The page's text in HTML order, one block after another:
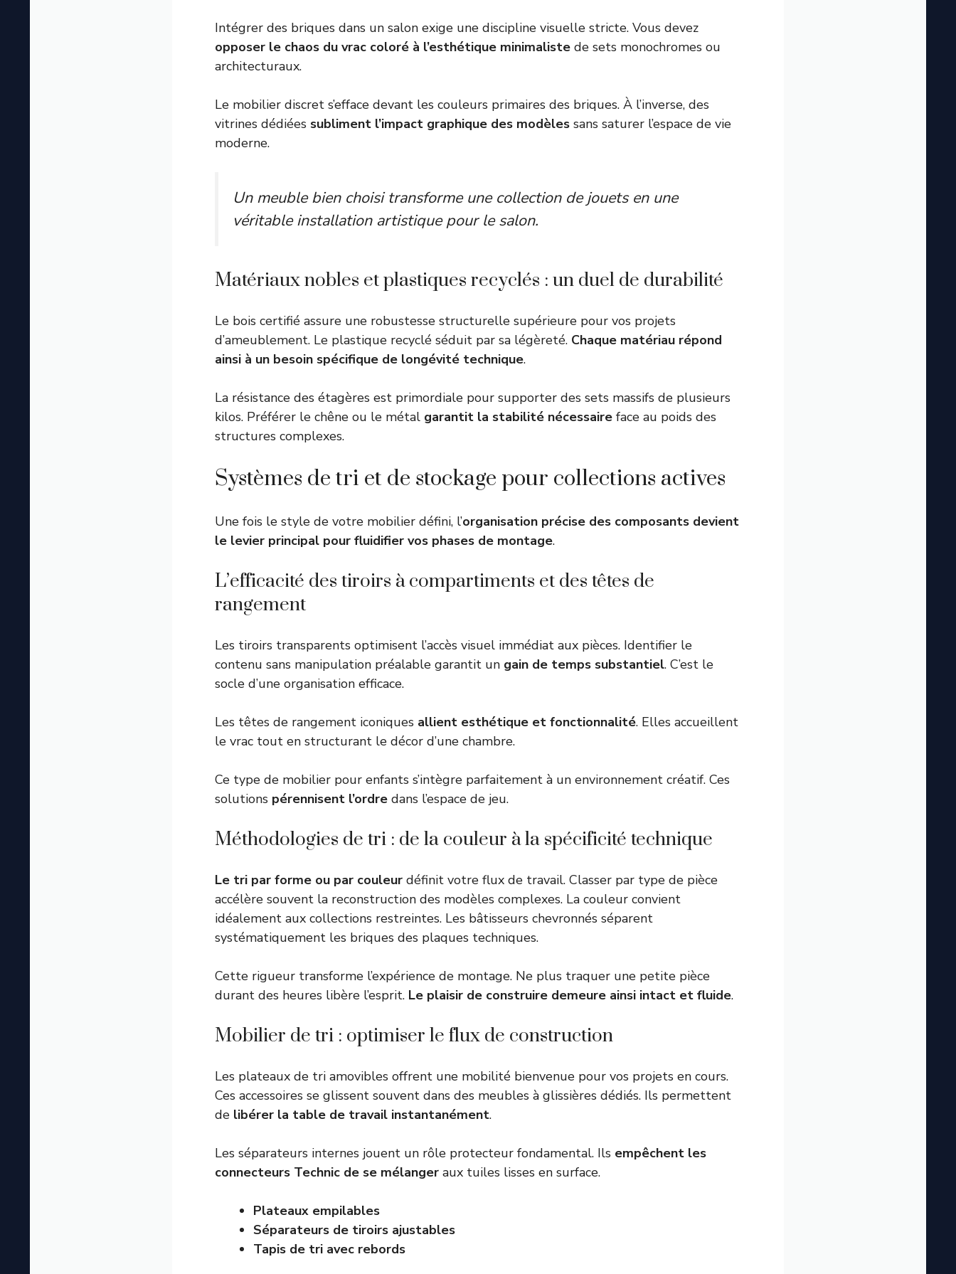
Intégrer des briques dans un salon exige une discipline visuelle stricte. Vous devez
opposer le chaos du vrac coloré à l’esthétique minimaliste de sets monochromes ou
architecturaux.
Le mobilier discret s’efface devant les couleurs primaires des briques. À l’inverse, des
vitrines dédiées subliment l’impact graphique des modèles sans saturer l’espace de vie
moderne.
Un meuble bien choisi transforme une collection de jouets en une
véritable installation artistique pour le salon.
Matériaux nobles et plastiques recyclés : un duel de durabilité
Le bois certifié assure une robustesse structurelle supérieure pour vos projets
d’ameublement. Le plastique recyclé séduit par sa légèreté. Chaque matériau répond
ainsi à un besoin spécifique de longévité technique.
La résistance des étagères est primordiale pour supporter des sets massifs de plusieurs
kilos. Préférer le chêne ou le métal garantit la stabilité nécessaire face au poids des
structures complexes.
Systèmes de tri et de stockage pour collections actives
Une fois le style de votre mobilier défini, l’organisation précise des composants devient
le levier principal pour fluidifier vos phases de montage.
L’efficacité des tiroirs à compartiments et des têtes de
rangement
Les tiroirs transparents optimisent l’accès visuel immédiat aux pièces. Identifier le
contenu sans manipulation préalable garantit un gain de temps substantiel. C’est le
socle d’une organisation efficace.
Les têtes de rangement iconiques allient esthétique et fonctionnalité. Elles accueillent
le vrac tout en structurant le décor d’une chambre.
Ce type de mobilier pour enfants s’intègre parfaitement à un environnement créatif. Ces
solutions pérennisent l’ordre dans l’espace de jeu.
Méthodologies de tri : de la couleur à la spécificité technique
Le tri par forme ou par couleur définit votre flux de travail. Classer par type de pièce
accélère souvent la reconstruction des modèles complexes. La couleur convient
idéalement aux collections restreintes. Les bâtisseurs chevronnés séparent
systématiquement les briques des plaques techniques.
Cette rigueur transforme l’expérience de montage. Ne plus traquer une petite pièce
durant des heures libère l’esprit. Le plaisir de construire demeure ainsi intact et fluide.
Mobilier de tri : optimiser le flux de construction
Les plateaux de tri amovibles offrent une mobilité bienvenue pour vos projets en cours.
Ces accessoires se glissent souvent dans des meubles à glissières dédiés. Ils permettent
de libérer la table de travail instantanément.
Les séparateurs internes jouent un rôle protecteur fondamental. Ils empêchent les
connecteurs Technic de se mélanger aux tuiles lisses en surface.
Plateaux empilables
Séparateurs de tiroirs ajustables
Tapis de tri avec rebords